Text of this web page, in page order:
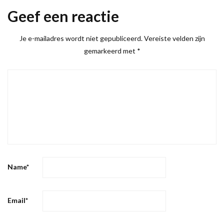
Geef een reactie
Je e-mailadres wordt niet gepubliceerd. Vereiste velden zijn
gemarkeerd met *
Name*
Email*